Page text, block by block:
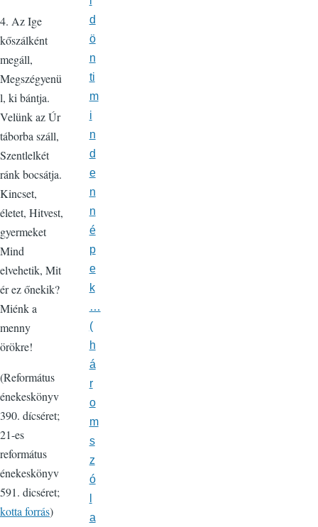
4. Az Ige
kőszálként
megáll,
Megszégyenü
l, ki bántja.
Velünk az Úr
táborba száll,
Szentlelkét
ránk bocsátja.
Kincset,
életet, Hitvest,
gyermeket
Mind
elvehetik, Mit
ér ez őnekik?
Miénk a
menny
örökre!
(Református
énekeskönyv
390. dícséret;
21-es
református
énekeskönyv
591. dicséret;
kotta forrás)
d
ö
n
ti
m
i
n
d
e
n
n
é
p
e
k
…
(
h
á
r
o
m
s
z
ó
a